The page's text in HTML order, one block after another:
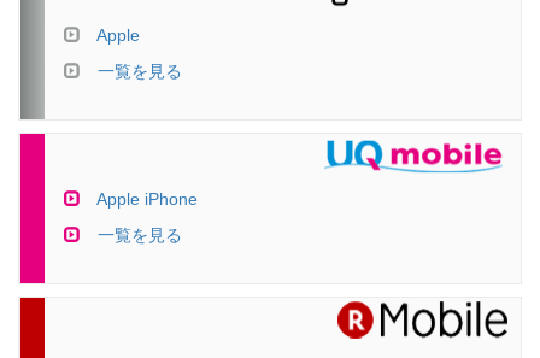
Apple
一覧を見る
Apple iPhone
一覧を見る